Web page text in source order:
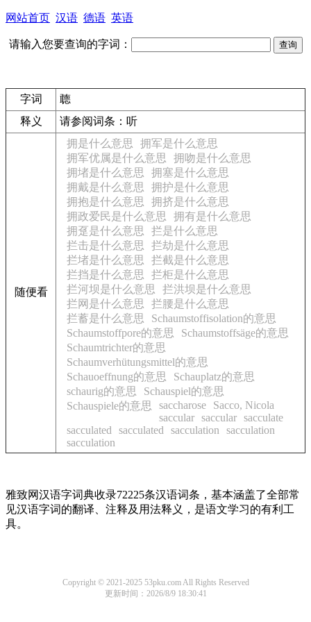
网站首页 汉语 德语 英语
请输入您要查询的字词：
字词
聼
释义
请参阅词条：听
随便看
拥是什么意思
拥军是什么意思
拥军优属是什么意思
拥吻是什么意思
拥堵是什么意思
拥塞是什么意思
拥戴是什么意思
拥护是什么意思
拥抱是什么意思
拥挤是什么意思
拥政爱民是什么意思
拥有是什么意思
拥趸是什么意思
拦是什么意思
拦击是什么意思
拦劫是什么意思
拦堵是什么意思
拦截是什么意思
拦挡是什么意思
拦柜是什么意思
拦河坝是什么意思
拦洪坝是什么意思
拦网是什么意思
拦腰是什么意思
拦蓄是什么意思
Schaumstoffisolation的意思
Schaumstoffpore的意思
Schaumstoffsäge的意思
Schaumtrichter的意思
Schaumverhütungsmittel的意思
Schauoeffnung的意思
Schauplatz的意思
schaurig的意思
Schauspiel的意思
Schauspiele的意思
saccharose
Sacco, Nicola
saccular saccular sacculate
sacculated
sacculated sacculation
sacculation
sacculation
雅致网汉语字词典收录72225条汉语词条，基本涵盖了全部常
见汉语字词的翻译、注释及用法释义，是语文学习的有利工
具。
Copyright © 2021-2025 53pku.com All Rights Reserved
更新时间：2026/8/9 18:30:41